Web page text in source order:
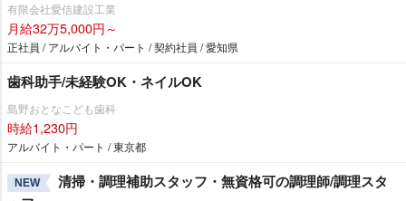
有限会社愛信建設工業
月給32万5,000円～
正社員 / アルバイト・パート / 契約社員 / 愛知県
歯科助手/未経験OK・ネイルOK
島野おとなこども歯科
時給1,230円
アルバイト・パート / 東京都
NEW
清掃・調理補助スタッフ・無資格可の調理師/調理スタ